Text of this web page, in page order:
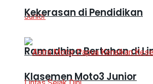
Ramadhipa Bertahan di
Klasemen Moto3 Junior
Kekerasan di Pendidikan